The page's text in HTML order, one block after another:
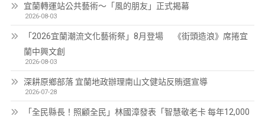
宜蘭轉運站公共藝術～「風的朋友」正式揭幕
2026-08-03
「2026宜蘭潮流文化藝術祭」8月登場 《街頭造浪》席捲宜
蘭中興文創
2026-08-03
深耕原鄉部落 宜蘭地政辦理南山文健站反賄選宣導
2026-07-28
「全民縣長！照顧全民」林國漳發表「智慧敬老卡 每年12,000